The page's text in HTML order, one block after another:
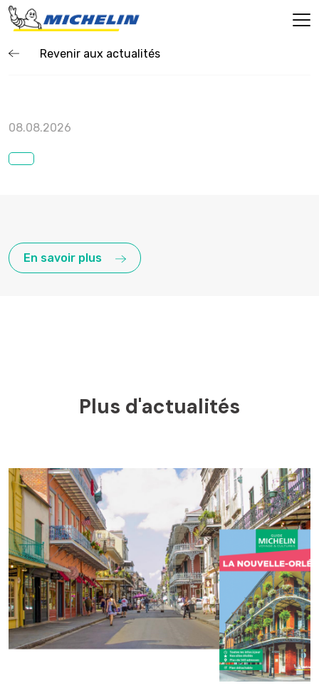
Revenir aux actualités
08.08.2026
En savoir plus
Plus d'actualités